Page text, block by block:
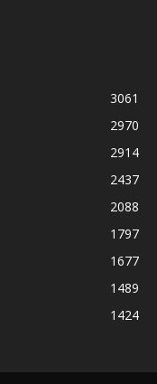
3061
2970
2914
2437
2088
1797
1677
1489
1424